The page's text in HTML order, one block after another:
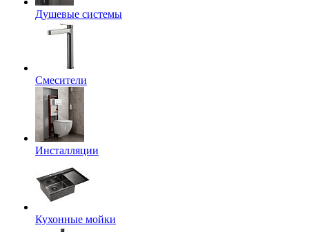
Душевые системы
Смесители
Инсталляции
Кухонные мойки